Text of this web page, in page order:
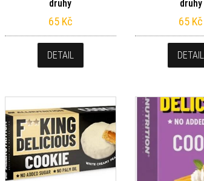
druhy
65 Kč
DETAIL
druhy
65 Kč
DETAIL